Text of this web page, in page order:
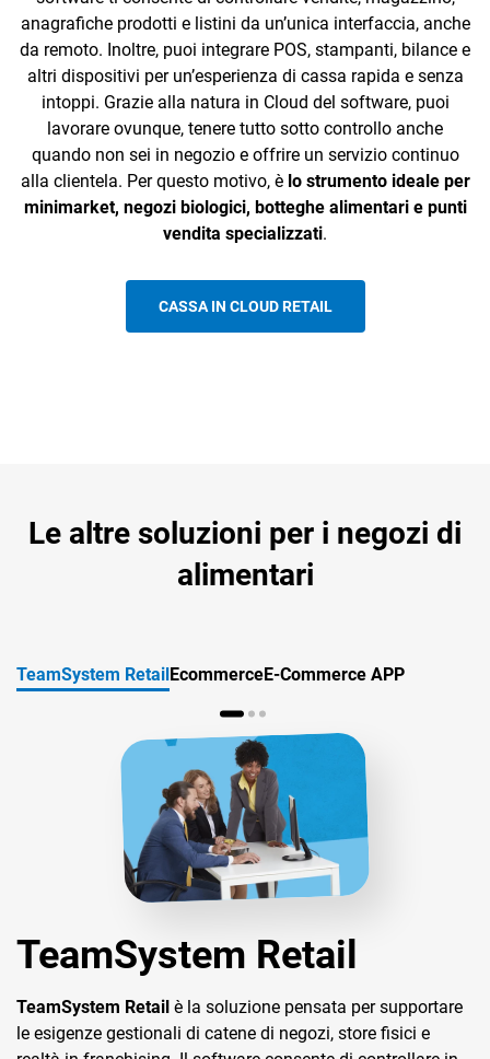
anagrafiche prodotti e listini da un’unica interfaccia, anche
da remoto. Inoltre, puoi integrare POS, stampanti, bilance e
altri dispositivi per un’esperienza di cassa rapida e senza
intoppi. Grazie alla natura in Cloud del software, puoi
lavorare ovunque, tenere tutto sotto controllo anche
quando non sei in negozio e offrire un servizio continuo
alla clientela. Per questo motivo, è lo strumento ideale per
minimarket, negozi biologici, botteghe alimentari e punti
vendita specializzati.
CASSA IN CLOUD RETAIL
Le altre soluzioni per i negozi di
alimentari
TeamSystem RetailEcommerceE-Commerce APP
TeamSystem Retail
TeamSystem Retail è la soluzione pensata per supportare
le esigenze gestionali di catene di negozi, store fisici e
Ecommerce
TeamSystem Commercepermette di gestire in modo
integrato tutte le attività di vendita online. Consente la
E-Commerce APP
E-Commerce APP èl’estensione mobile di TeamSystem
Commerce , pensata per offrire agli utenti un’esperienza di